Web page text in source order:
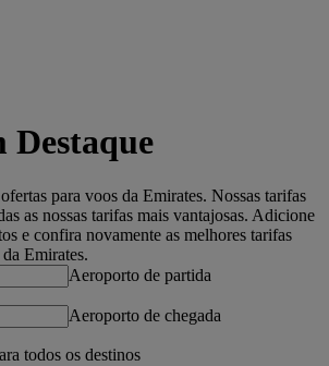
Destaque
para voos da Emirates. Nossas tarifas
as nossas tarifas mais vantajosas. Adicione
e confira novamente as melhores tarifas
Emirates.
Aeroporto de partida
Aeroporto de chegada
todos os destinos